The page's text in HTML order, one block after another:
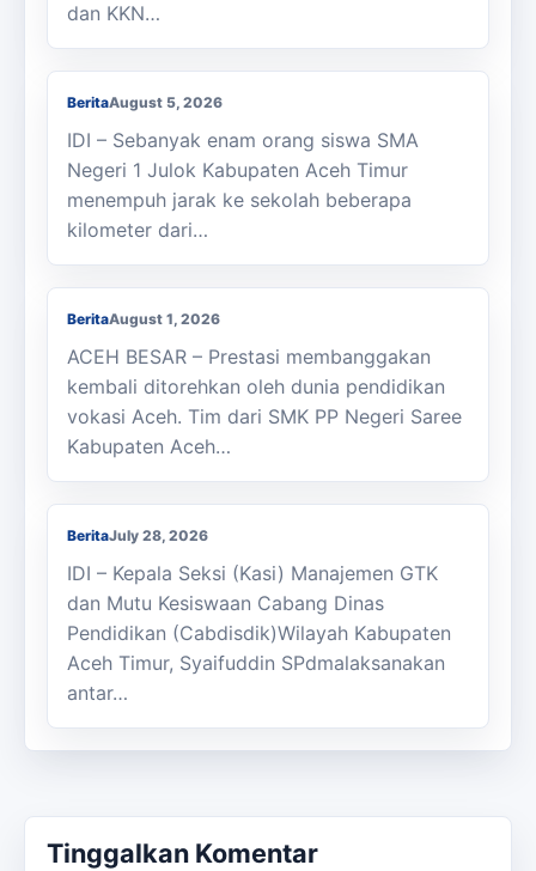
dan KKN…
Berjalan Kaki ke Sekolah, Enam Siswa
SMAN 1 Julok Butuh Sepeda
BeritaAugust 5, 2026
IDI – Sebanyak enam orang siswa SMA
Negeri 1 Julok Kabupaten Aceh Timur
menempuh jarak ke sekolah beberapa
kilometer dari…
Membanggakan, Siswa SMK PPN Saree
Raih Juara LKS Nasional 2026
BeritaAugust 1, 2026
ACEH BESAR – Prestasi membanggakan
kembali ditorehkan oleh dunia pendidikan
vokasi Aceh. Tim dari SMK PP Negeri Saree
Kabupaten Aceh…
Kasi Cabdisdik Kabupaten Aceh Timur
Antar Tugas Kepala SMKN 1 Julok
BeritaJuly 28, 2026
IDI – Kepala Seksi (Kasi) Manajemen GTK
dan Mutu Kesiswaan Cabang Dinas
Pendidikan (Cabdisdik)Wilayah Kabupaten
Aceh Timur, Syaifuddin SPdmalaksanakan
antar…
Tinggalkan Komentar